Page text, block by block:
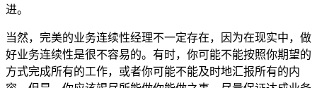
进。
当然，完美的业务连续性经理不一定存在，因为在现实中，做
好业务连续性是很不容易的。有时，你可能不能按照你期望的
方式完成所有的工作，或者你可能不能及时地汇报所有的内